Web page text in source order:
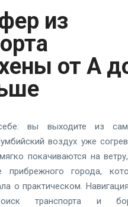
из
от А
вы выходите из
воздух уже
покачиваются на
прибрежного города,
о практическом.
транспорта и